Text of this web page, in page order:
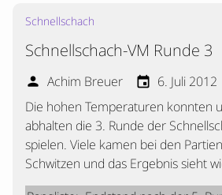
Home
Beiträge
Mannschaften
Ranglisten
Termine
Verschiedenes
Kontakt
Schnellschach
Schnellschach-VM Runde 3
person Achim Breuer event 6. Juli 2012
Die hohen Temperaturen konnten
abhalten die 3. Runde der
spielen. Viele kamen bei den
Schwitzen und das Ergebnis sieht